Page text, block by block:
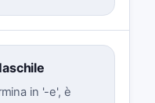
in '-e', è